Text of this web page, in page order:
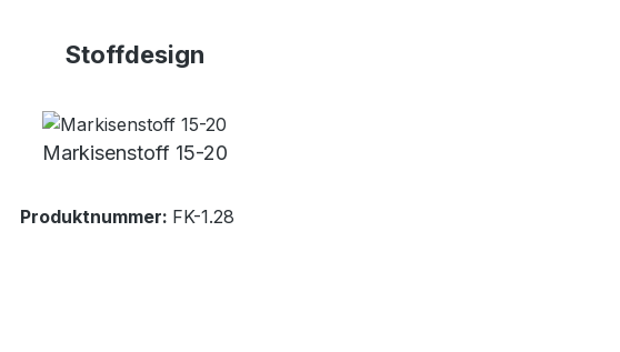
Stoffdesign
Markisenstoff 15-20
Produktnummer: FK-1.28